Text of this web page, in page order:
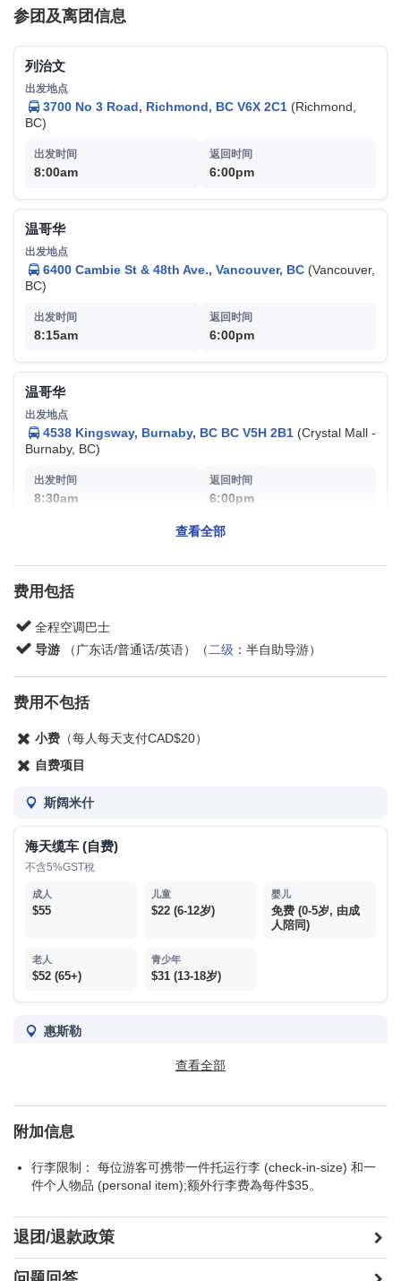
海天缆车 (Sea to Sky Gondola)
岁以下, 由成人陪同) 免费; 老人 (65岁以上) $52;
卑斯省第三大瀑布，高335米。
惠斯勒是加拿大的一个度假小镇，位于加拿大不列颠哥伦
比亚省的海岸山脉的南太平洋山脉。每年有200多万游客
来惠斯勒，主要是为了高山滑雪和滑雪，在夏天，著名的
要全方位地欣赏惠斯勒山和黑梳山的美景，必须要做
的一件事就是乘坐往来于两座山峰之间的横渡峰缆
成人 $115; 儿童 (7-12岁) $54; 婴儿
(6岁以下) 免费; 老人 (65岁以上) $97; 青少年 (13-
海天缆车替代
参团及离团信息
列治文
3700 No 3 Road, Richmond, BC V6X 2C1(Richmond,
BC)
8:00am 6:00pm
温哥华
6400 Cambie St & 48th Ave., Vancouver, BC (Vancouver,
BC)
8:15am 6:00pm
温哥华
4538 Kingsway, Burnaby, BC BC V5H 2B1(Crystal Mall -
Burnaby, BC)
8:30am 6:00pm
135-137 Keefer St, Vancouver, Vancouver, BC V6A 1X3
9:00am
查看全部
费用包括
全程空调巴士
导游 （广东话/普通话/英语）（ 二级 ：半自助导游）
费用不包括
小费 （每人每天支付CAD$20）
自费项目
斯阔米什
海天缆车 (自费)
不含5%GST稅
$55 $22 (6-12岁)
免费 (0-5岁, 由成
人陪同)
$52 (65+) $31 (13-18岁)
惠斯勒
$115
$97 (65+) $91 (13-18岁)
价格时常波动；不再另行通知。
门票付现金，由导游统一购买。
查看全部
附加信息
行李限制： 每位游客可携带一件托运行李 (check-in-size) 和一
件个人物品 (personal item);额外行李费為每件$35。
退团/退款政策